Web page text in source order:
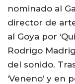
nominado al
director de
al Goya por
Rodrigo
del sonido.
‘Veneno’ y en